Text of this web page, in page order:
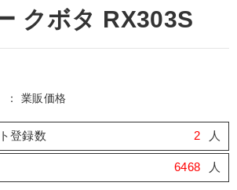
クボタ RX303S
： 業販価格
登録数 2 人
6468 人